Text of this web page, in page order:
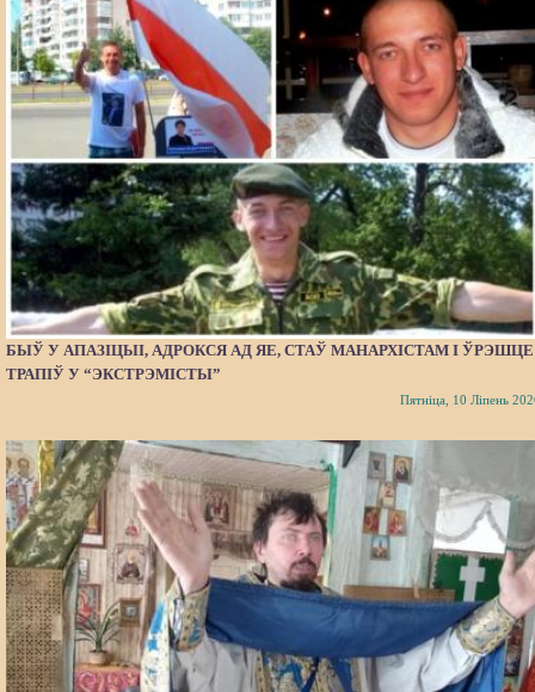
БЫЎ У АПАЗІЦЫІ, АДРОКСЯ АД ЯЕ, СТАЎ МАНАРХІСТАМ І ЎРЭШЦЕ
ТРАПІЎ У “ЭКСТРЭМІСТЫ”
Пятніца, 10 Ліпень